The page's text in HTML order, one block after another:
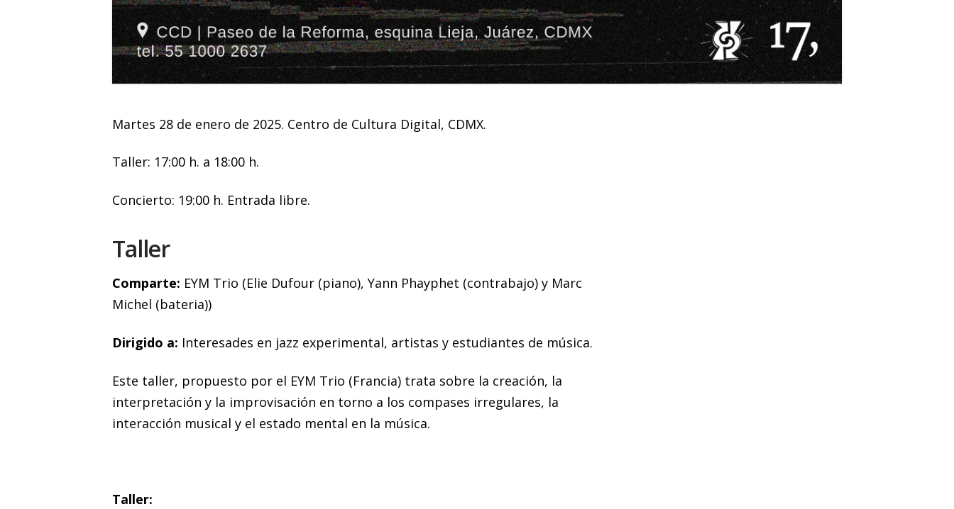
Martes 28 de enero de 2025. Centro de Cultura Digital, CDMX.
Taller: 17:00 h. a 18:00 h.
Concierto: 19:00 h. Entrada libre.
Taller
Comparte: EYM Trio (Elie Dufour (piano), Yann Phayphet (contrabajo) y Marc
Michel (bateria))
Dirigido a: Interesades en jazz experimental, artistas y estudiantes de música.
Este taller, propuesto por el EYM Trio (Francia) trata sobre la creación, la
interpretación y la improvisación en torno a los compases irregulares, la
interacción musical y el estado mental en la música.
Taller: